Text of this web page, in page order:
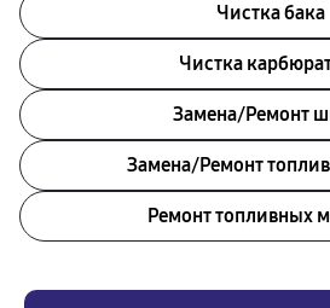
Чистка бака
Чистка
Замена/Pемонт
Замена/Pемонт
Ремонт топливных